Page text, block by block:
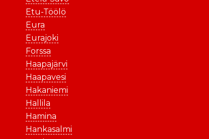
Etu-Töölö
Eura
Eurajoki
Forssa
Haapajärvi
Haapavesi
Hakaniemi
Hallila
Hamina
Hankasalmi